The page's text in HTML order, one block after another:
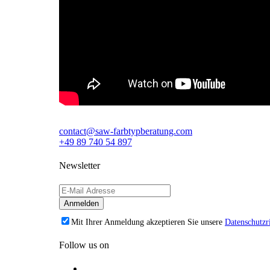
contact@saw-farbtypberatung.com
+49 89 740 54 897
Newsletter
Mit Ihrer Anmeldung akzeptieren Sie unsere
Follow us on